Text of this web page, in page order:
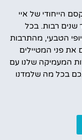
הייחודי של איי
רבות. בכל
הטבעי, מהתרבות
את פני המטיילים
המעמיקה שלנו עם
בכל מה שלמדנו